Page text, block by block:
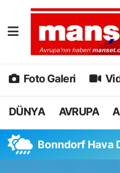
Foto Galeri
DÜNYA AVRUPA
Bonndorf Hava
DÜNYA
AVRUPA
ALMANYA
Nöbetçi
Hava Durumu
Namaz Vakitleri